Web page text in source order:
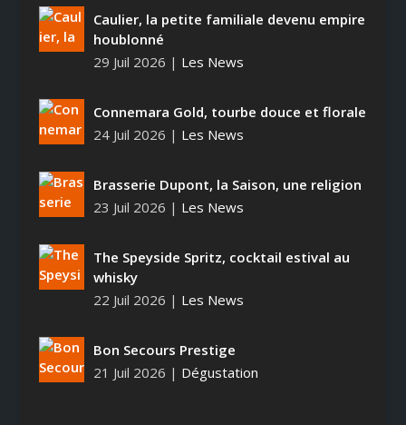
Caulier, la petite familiale devenu empire
houblonné
29 Juil 2026 | Les News
Connemara Gold, tourbe douce et florale
24 Juil 2026 | Les News
Brasserie Dupont, la Saison, une religion
23 Juil 2026 | Les News
The Speyside Spritz, cocktail estival au
whisky
22 Juil 2026 | Les News
Bon Secours Prestige
21 Juil 2026 | Dégustation